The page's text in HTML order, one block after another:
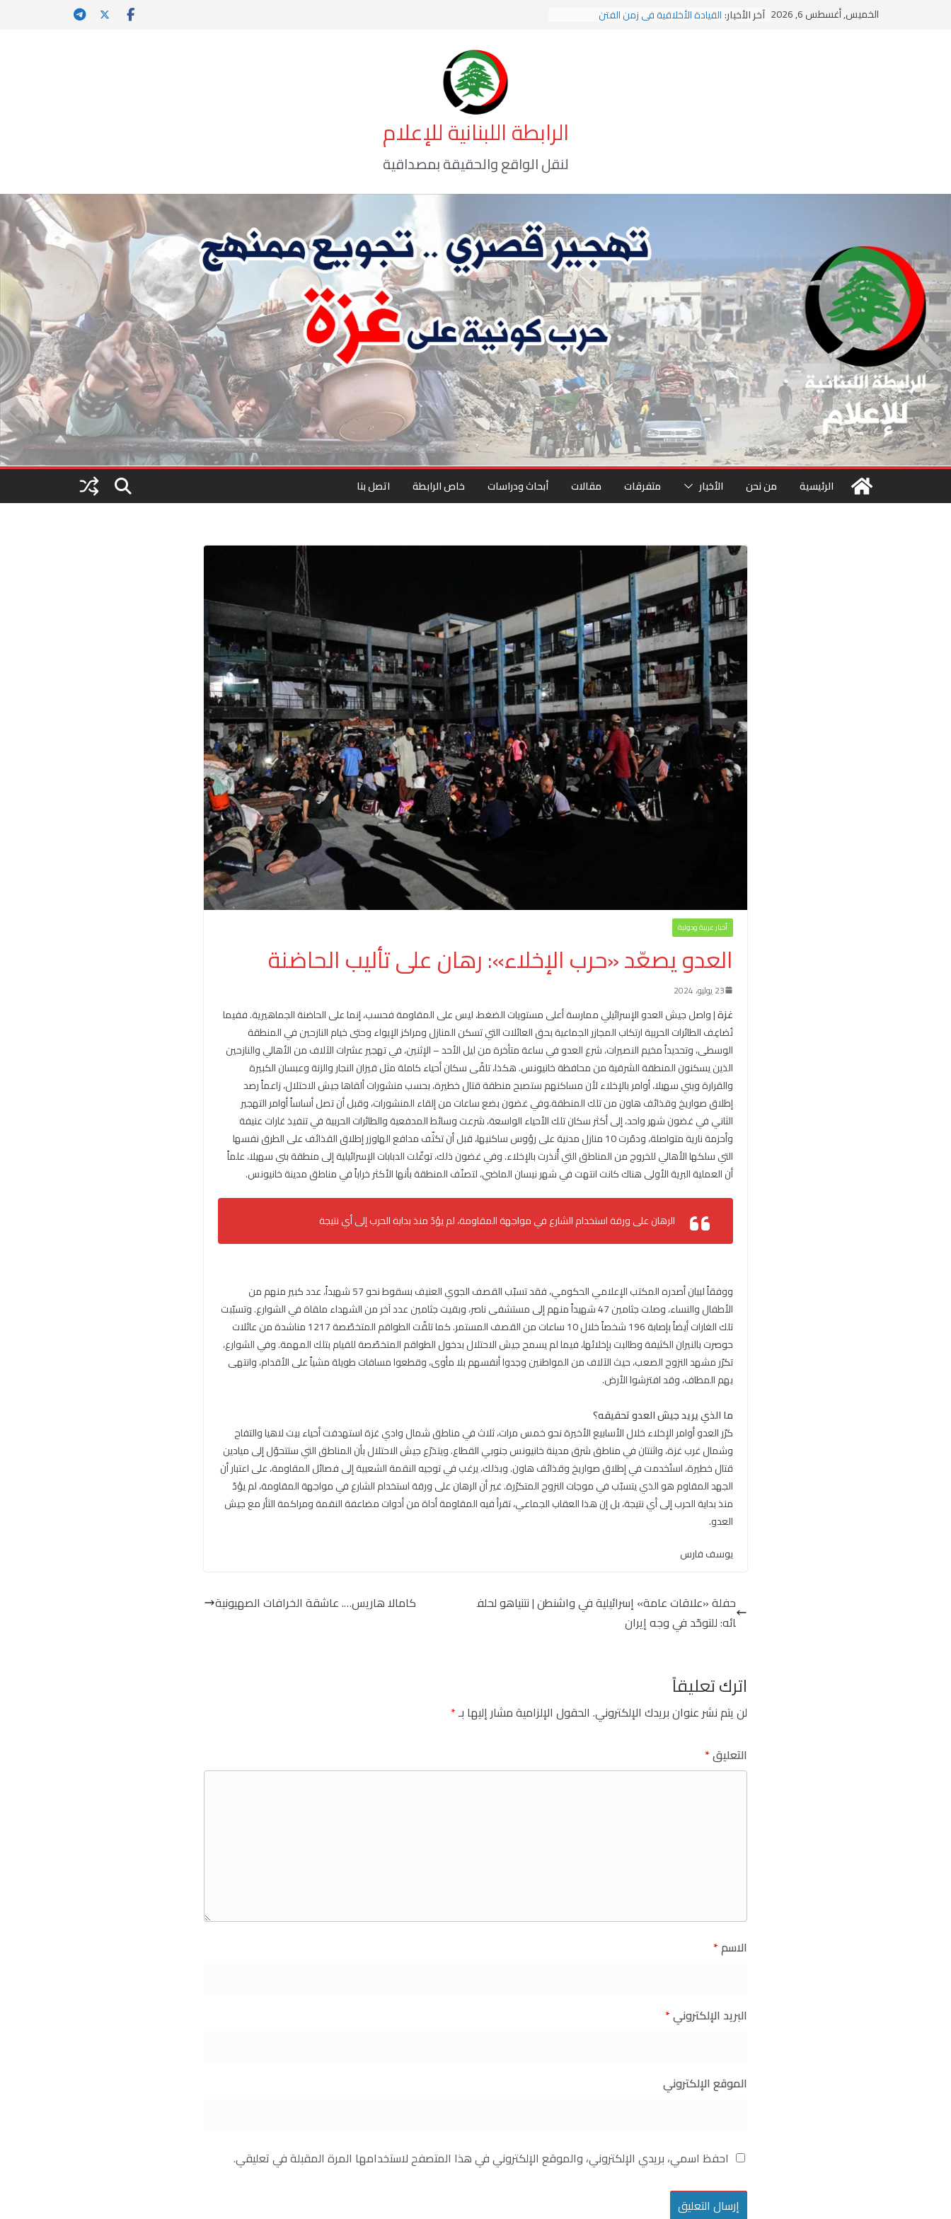
الخميس, أغسطس 6, 2026 آخر الأخبار:القيادة الأخلاقية في زمن الفتن
الرابطة اللبنانية للإعلام
لنقل الواقع والحقيقة بمصداقية
الرئيسية من نحن الأخبار متفرقات مقالات أبحاث ودراسات خاص الرابطة اتصل بنا
أخبار عربية ودولية
العدو يصعّد «حرب الإخلاء»: رهان على تأليب الحاضنة
23 يوليو، 2024
غزة| واصل جيش العدو الإسرائيلي ممارسة أعلى مستويات الضغط، ليس على المقاومة فحسب، إنما على الحاضنة الجماهيرية. ففيما
تُضاعِف الطائرات الحربية ارتكاب المجازر الجماعية بحق العائلات التي تسكن المنازل ومراكز الإيواء وحتى خيام النازحين في المنطقة
الوسطى، وتحديداً مخيم النصيرات، شرع العدو في ساعة متأخرة من ليل الأحد – الإثنين، في تهجير عشرات الآلاف من الأهالي والنازحين
الذين يسكنون المنطقة الشرقية من محافظة خانيونس. هكذا، تلقّى سكان أحياء كاملة مثل قيزان النجار والزنة وعبسان الكبيرة
والقرارة وبني سهيلا، أوامر بالإخلاء لأن مساكنهم ستصبح منطقة قتال خطيرة، بحسب منشورات ألقاها جيش الاحتلال، زاعماً رصد
إطلاق صواريخ وقذائف هاون من تلك المنطقة.وفي غضون بضع ساعات من إلقاء المنشورات، وقبل أن تصل أساساً أوامر التهجير
الثاني في غضون شهر واحد، إلى أكثر سكان تلك الأحياء الواسعة، شرعت وسائط المدفعية والطائرات الحربية في تنفيذ غارات عنيفة
وأحزمة نارية متواصلة، ودمّرت 10 منازل مدنية على رؤوس ساكنيها، قبل أن تكثّف مدافع الهاوزر إطلاق القذائف على الطرق نفسها
التي سلكها الأهالي للخروج من المناطق التي أُنذرت بالإخلاء. وفي غضون ذلك، توغّلت الدبابات الإسرائيلية إلى منطقة بني سهيلا، علماً
أن العملية البرية الأولى هناك كانت انتهت في شهر نيسان الماضي، لتصنّف المنطقة بأنها الأكثر خراباً في مناطق مدينة خانيونس.
الرهان على ورقة استخدام الشارع في مواجهة المقاومة، لم يؤدّ منذ بداية الحرب إلى أي نتيجة
ووفقاً لبيان أصدره المكتب الإعلامي الحكومي، فقد تسبّب القصف الجوي العنيف بسقوط نحو 57 شهيداً، عدد كبير منهم من
الأطفال والنساء، وصلت جثامين 47 شهيداً منهم إلى مستشفى ناصر، وبقيت جثامين عدد آخر من الشهداء ملقاة في الشوارع. وتسبّبت
تلك الغارات أيضاً بإصابة 196 شخصاً خلال 10 ساعات من القصف المستمر. كما تلقّت الطواقم المتخصّصة 1217 مناشدة من عائلات
حوصرت بالنيران الكثيفة وطالبت بإخلائها، فيما لم يسمح جيش الاحتلال بدخول الطواقم المتخصّصة للقيام بتلك المهمة. وفي الشوارع،
تكرّر مشهد النزوح الصعب، حيث الآلاف من المواطنين وجدوا أنفسهم بلا مأوى، وقطعوا مسافات طويلة مشياً على الأقدام، وانتهى
بهم المطاف، وقد افترشوا الأرض.
ما الذي يريد جيش العدو تحقيقه؟
كرّر العدو أوامر الإخلاء خلال الأسابيع الأخيرة نحو خمس مرات، ثلاث في مناطق شمال وادي غزة استهدفت أحياء بيت لاهيا والتفاح
وشمال غرب غزة، واثنتان في مناطق شرق مدينة خانيونس جنوبي القطاع. ويتذرّع جيش الاحتلال بأن المناطق التي ستتحوّل إلى ميادين
قتال خطيرة، استُخدمت في إطلاق صواريخ وقذائف هاون. وبذلك، يرغب في توجيه النقمة الشعبية إلى فصائل المقاومة، على اعتبار أن
الجهد المقاوم هو الذي يتسبّب في موجات النزوح المتكرّرة. غير أن الرهان على ورقة استخدام الشارع في مواجهة المقاومة، لم يؤدّ
منذ بداية الحرب إلى أي نتيجة، بل إن هذا العقاب الجماعي، تقرأ فيه المقاومة أداة من أدوات مضاعفة النقمة ومراكمة الثأر مع جيش
العدو.
يوسف فارس
حفلة «علاقات عامة» إسرائيلية في واشنطن | نتنياهو لحلف
ائه: للتوحّد في وجه إيران
كامالا هاريس…. عاشقة الخرافات الصهيونية
اترك تعليقاً
لن يتم نشر عنوان بريدك الإلكتروني. الحقول الإلزامية مشار إليها بـ*
التعليق*
الاسم*
البريد الإلكتروني*
الموقع الإلكتروني
احفظ اسمي، بريدي الإلكتروني، والموقع الإلكتروني في هذا المتصفح لاستخدامها المرة المقبلة في تعليقي.